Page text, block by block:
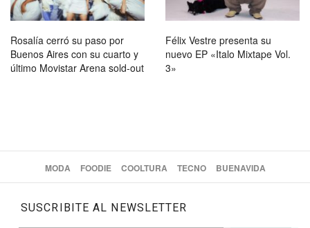
Rosalía cerró su paso por
Buenos Aires con su cuarto y
último Movistar Arena sold-out
Félix Vestre presenta su
nuevo EP «Italo Mixtape Vol.
3»
MODA FOODIE COOLTURA TECNO BUENAVIDA
SUSCRIBITE AL NEWSLETTER